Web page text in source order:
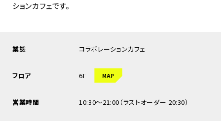
ションカフェです。
業態 コラボレーションカフェ
フロア 6F MAP
営業時間 10:30～21:00（ラストオーダー 20:30）